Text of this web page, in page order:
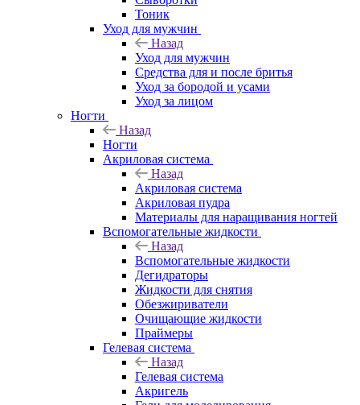
Тоник
Уход для мужчин
Назад
Уход для мужчин
Средства для и после бритья
Уход за бородой и усами
Уход за лицом
Ногти
Назад
Ногти
Акриловая система
Назад
Акриловая система
Акриловая пудра
Материалы для наращивания ногтей
Вспомогательные жидкости
Назад
Вспомогательные жидкости
Дегидраторы
Жидкости для снятия
Обезжириватели
Очищающие жидкости
Праймеры
Гелевая система
Назад
Гелевая система
Акригель